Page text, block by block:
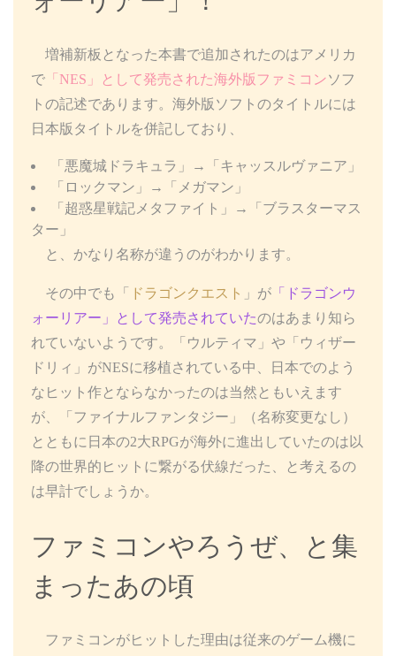
増補新板となった本書で追加されたのはアメリカ
で 「NES」として発売された海外版ファミコンソフ
トの記述であります。海外版ソフトのタイトルには
日本版タイトルを併記しており、
「悪魔城ドラキュラ」→「キャッスルヴァニア」
「ロックマン」→「メガマン」
「超惑星戦記メタファイト」→「ブラスターマス
ター」
と、かなり名称が違うのがわかります。
その中でも「 ドラゴンクエスト 」が 「ドラゴンウ
ォーリアー」として発売されていたのはあまり知ら
れていないようです。「ウルティマ」や「ウィザー
ドリィ」がNESに移植されている中、日本でのよう
なヒット作とならなかったのは当然ともいえます
が、「ファイナルファンタジー」（名称変更なし）
とともに日本の2大RPGが海外に進出していたのは以
降の世界的ヒットに繋がる伏線だった、と考えるの
は早計でしょうか。
ファミコンやろうぜ、と集
まったあの頃
ファミコンがヒットした理由は従来のゲーム機に